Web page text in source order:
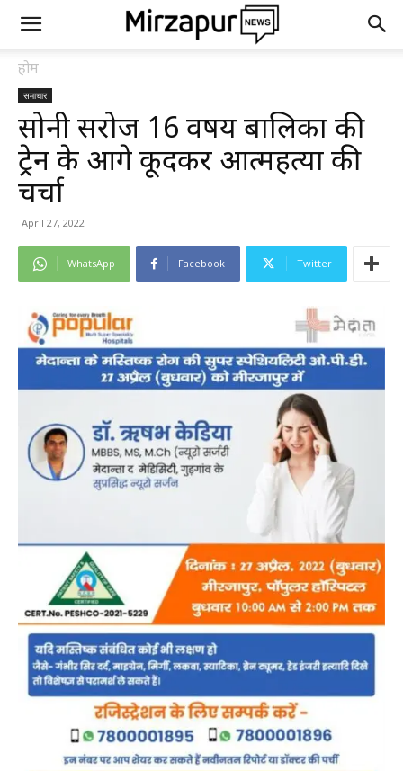
होम
समाचार
सोनी सरोज 16 वर्षीय बालिका की
ट्रेन के आगे कूदकर आत्महत्या की
चर्चा
April 27, 2022
WhatsApp Facebook Twitter